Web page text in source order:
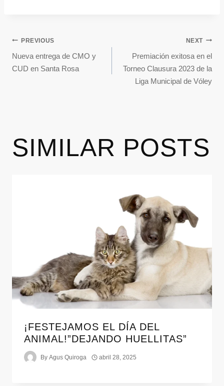
PREVIOUS
Nueva entrega de CMO y
CUD en Santa Rosa
NEXT
Premiación exitosa en el
Torneo Clausura 2023 de la
Liga Municipal de Vóley
SIMILAR POSTS
¡FESTEJAMOS EL DÍA DEL
ANIMAL!”DEJANDO HUELLITAS”
By Agus Quiroga abril 28, 2025